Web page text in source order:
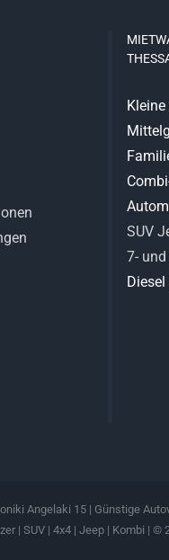
SUV
7-
Angelaki 15 | Günstige
| SUV | 4x4 | Jeep | Kombi | ©